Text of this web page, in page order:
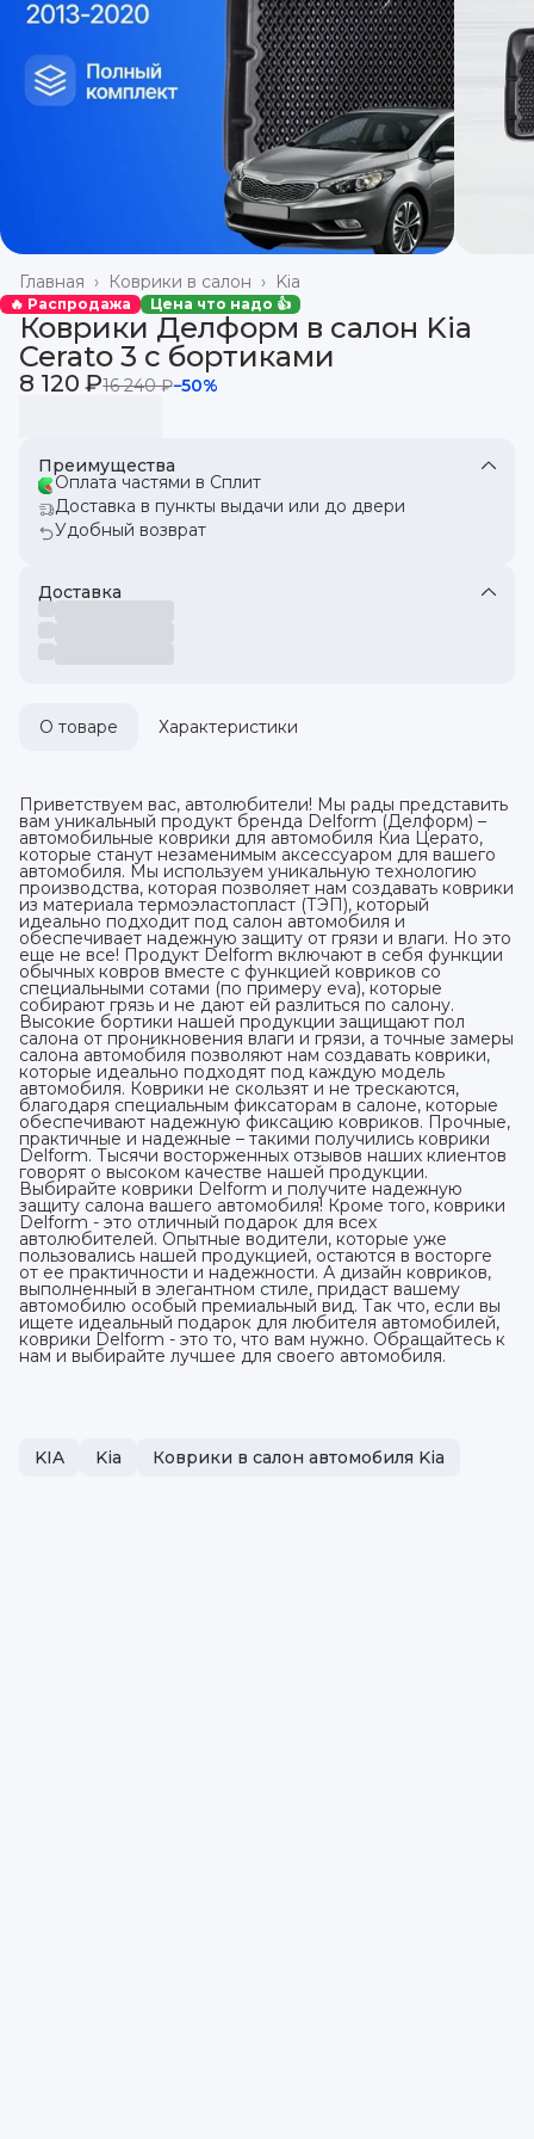
Kia
Коврики в салон ›
Главная ›
🔥 Распродажа Цена что надо 👍
Коврики Делформ в салон Kia
Cerato 3 с бортиками
8 120 ₽16 240 ₽−50%
Преимущества
Оплата частями в Сплит
Доставка в пункты выдачи или до двери
Удобный возврат
Доставка
О товаре Характеристики
Приветствуем вас, автолюбители! Мы рады представить
вам уникальный продукт бренда Delform (Делформ) –
автомобильные коврики для автомобиля Киа Церато,
которые станут незаменимым аксессуаром для вашего
автомобиля. Мы используем уникальную технологию
производства, которая позволяет нам создавать коврики
из материала термоэластопласт (ТЭП), который
идеально подходит под салон автомобиля и
обеспечивает надежную защиту от грязи и влаги. Но это
еще не все! Продукт Delform включают в себя функции
обычных ковров вместе с функцией ковриков со
специальными сотами (по примеру eva), которые
собирают грязь и не дают ей разлиться по салону.
Высокие бортики нашей продукции защищают пол
салона от проникновения влаги и грязи, а точные замеры
салона автомобиля позволяют нам создавать коврики,
которые идеально подходят под каждую модель
автомобиля. Коврики не скользят и не трескаются,
благодаря специальным фиксаторам в салоне, которые
обеспечивают надежную фиксацию ковриков. Прочные,
практичные и надежные – такими получились коврики
Delform. Тысячи восторженных отзывов наших клиентов
говорят о высоком качестве нашей продукции.
Выбирайте коврики Delform и получите надежную
защиту салона вашего автомобиля! Кроме того, коврики
Delform - это отличный подарок для всех
автолюбителей. Опытные водители, которые уже
пользовались нашей продукцией, остаются в восторге
от ее практичности и надежности. А дизайн ковриков,
выполненный в элегантном стиле, придаст вашему
автомобилю особый премиальный вид. Так что, если вы
ищете идеальный подарок для любителя автомобилей,
коврики Delform - это то, что вам нужно. Обращайтесь к
нам и выбирайте лучшее для своего автомобиля.
KIA Kia Коврики в салон автомобиля Kia